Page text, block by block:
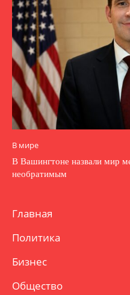
В мире
В Вашингтоне назвали мир
необратимым
Главная
Политика
Бизнес
Общество